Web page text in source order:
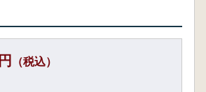
（税込）